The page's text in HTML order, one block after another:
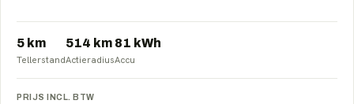
5 km
Tellerstand
514 km
Actieradius
81 kWh
Accu
PRIJS INCL. BTW